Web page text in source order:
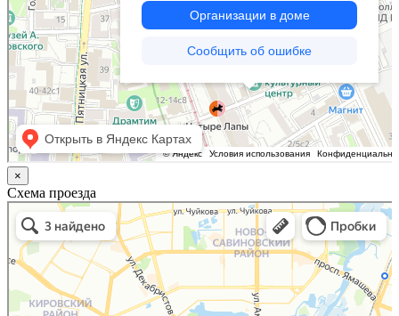
×
Схема проезда
Казань
Малый Татарский переулок, 8 на карте Москвы, ближайшее метро Новокузнецкая —
Яндекс.Карты